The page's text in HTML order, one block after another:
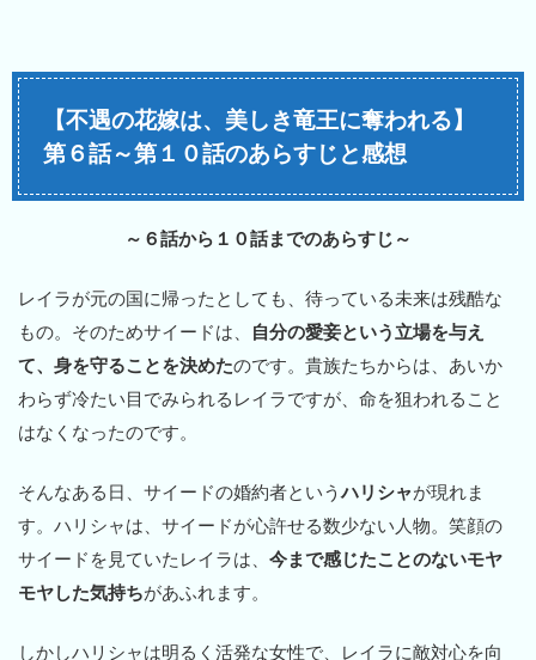
【不遇の花嫁は、美しき竜王に奪われる】
第６話～第１０話のあらすじと感想
～６話から１０話までのあらすじ～
レイラが元の国に帰ったとしても、待っている未来は残酷な
もの。そのためサイードは、
自分の愛妾という立場を与え
て、身を守ることを決めたのです。貴族たちからは、あいか
わらず冷たい目でみられるレイラですが、命を狙われること
はなくなったのです。
そんなある日、サイードの婚約者というハリシャが現れま
す。ハリシャは、サイードが心許せる数少ない人物。笑顔の
サイードを見ていたレイラは、 今まで感じたことのないモヤ
モヤした気持ちがあふれます。
しかしハリシャは明るく活発な女性で、レイラに敵対心を向